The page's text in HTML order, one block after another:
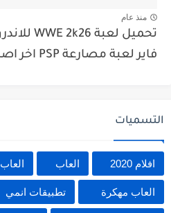
منذ عام
فاير لعبة مصارعة PSP اخر اصدار
التسميات
افلام 2020 العاب العاب psp
العاب مهكرة تطبيقات انمي